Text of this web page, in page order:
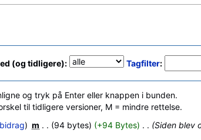
(og tidligere): Tagfilter:
og tryk på Enter eller knappen i bunden.
til tidligere versioner, M = mindre rettelse.
bidrag) ‎m . . (94 bytes) (+94 Bytes) . . (Siden blev